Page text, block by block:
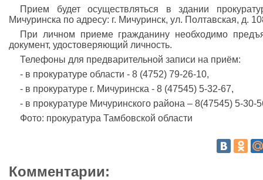
Прием будет осуществляться в здании
Мичуринска по адресу: г. Мичуринск, ул. Полтавская, д.
При личном приеме гражданину необходимо
документ, удостоверяющий личность.
Телефоны для предварительной записи на приём:
- в прокуратуре области - 8 (4752) 79-26-10,
- в прокуратуре г. Мичуринска - 8 (47545) 5-32-67,
- в прокуратуре Мичуринского района – 8(47545) 5-30-
Фото: прокуратура Тамбовской области
Комментарии: